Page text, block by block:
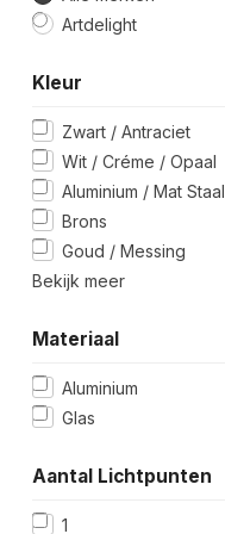
Artdelight
Kleur
Zwart / Antraciet
Wit / Créme / Opaal
Aluminium / Mat Staal
Brons
Goud / Messing
Bekijk meer
Materiaal
Aluminium
Glas
Aantal Lichtpunten
1